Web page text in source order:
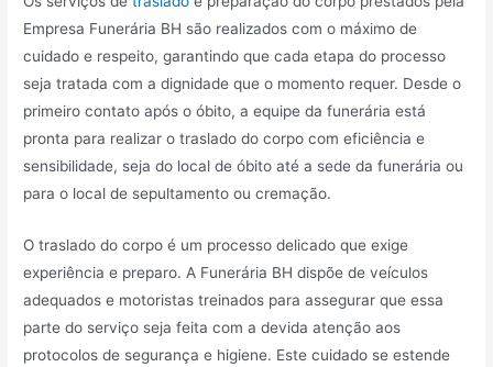
Empresa Funerária BH são realizados com o máximo de
cuidado e respeito, garantindo que cada etapa do processo
seja tratada com a dignidade que o momento requer. Desde o
primeiro contato após o óbito, a equipe da funerária está
pronta para realizar o traslado do corpo com eficiência e
sensibilidade, seja do local de óbito até a sede da funerária ou
para o local de sepultamento ou cremação.
O traslado do corpo é um processo delicado que exige
experiência e preparo. A Funerária BH dispõe de veículos
adequados e motoristas treinados para assegurar que essa
parte do serviço seja feita com a devida atenção aos
protocolos de segurança e higiene. Este cuidado se estende